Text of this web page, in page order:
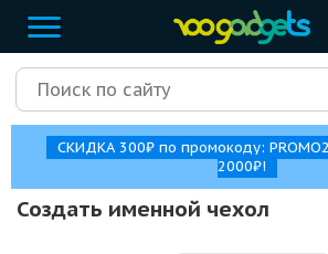
СКИДКА 300₽ по промокоду:
2000₽!
Создать именной чехол